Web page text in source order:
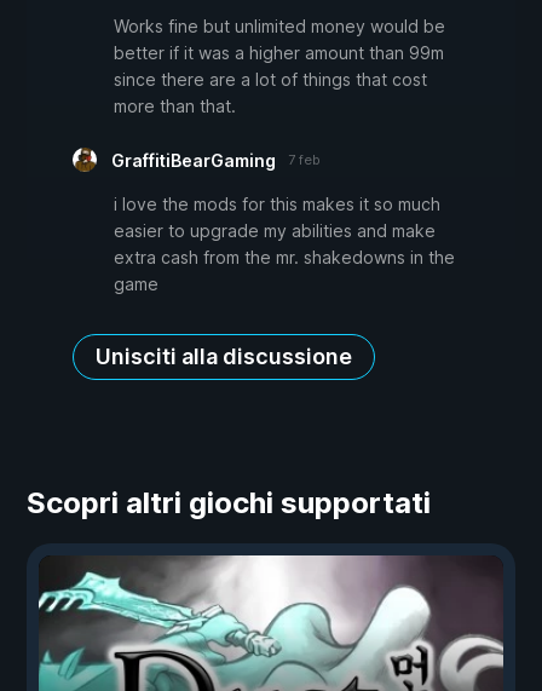
Works fine but unlimited money would be
better if it was a higher amount than 99m
since there are a lot of things that cost
more than that.
GraffitiBearGaming 7 feb
i love the mods for this makes it so much
easier to upgrade my abilities and make
extra cash from the mr. shakedowns in the
game
Unisciti alla discussione
Scopri altri giochi supportati